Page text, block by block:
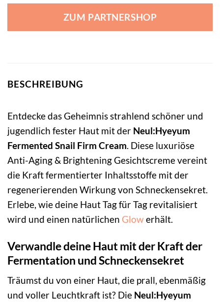
ZUM PARTNERSHOP
BESCHREIBUNG
Entdecke das Geheimnis strahlend schöner und
jugendlich fester Haut mit der Neul:Hyeyum
Fermented Snail Firm Cream . Diese luxuriöse
Anti-Aging & Brightening Gesichtscreme vereint
die Kraft fermentierter Inhaltsstoffe mit der
regenerierenden Wirkung von Schneckensekret.
Erlebe, wie deine Haut Tag für Tag revitalisiert
wird und einen natürlichen Glowerhält.
Verwandle deine Haut mit der Kraft der
Fermentation und Schneckensekret
Träumst du von einer Haut, die prall, ebenmäßig
und voller Leuchtkraft ist? Die Neul:Hyeyum